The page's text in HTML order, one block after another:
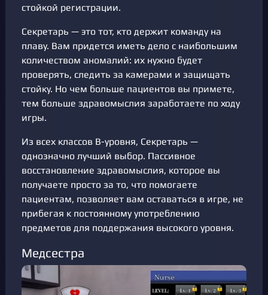
стойкой регистрации.
Секретарь — это тот, кто держит команду на
плаву. Вам придется иметь дело с наибольшим
количеством аномалий: их нужно будет
проверять, следить за камерами и защищать
стойку. Но чем больше пациентов вы примете,
тем больше здравомыслия заработаете по ходу
игры.
Из всех классов В-уровня, Секретарь —
однозначно лучший выбор. Пассивное
восстановление здравомыслия, которое вы
получаете просто за то, что помогаете
пациентам, позволяет вам оставаться в игре, не
прибегая к постоянному употреблению
предметов для поддержания высокого уровня.
Медсестра